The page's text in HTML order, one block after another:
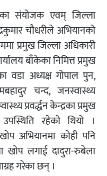
संयोजक एवम् जिल्ला
चौधरीले अभियानको
प्रमुख जिल्ला अधिकारी
बाँकेका निमित्त प्रमुख
वडा अध्यक्ष गोपाल पुन,
चन्द, जनस्वास्थ्य
प्रवर्द्धन केन्द्रका प्रमुख
रहेको थियो ।
अभियानमा कोही पनि
खोप लगाई दादुरा-रुबेला
गरेका छन् ।